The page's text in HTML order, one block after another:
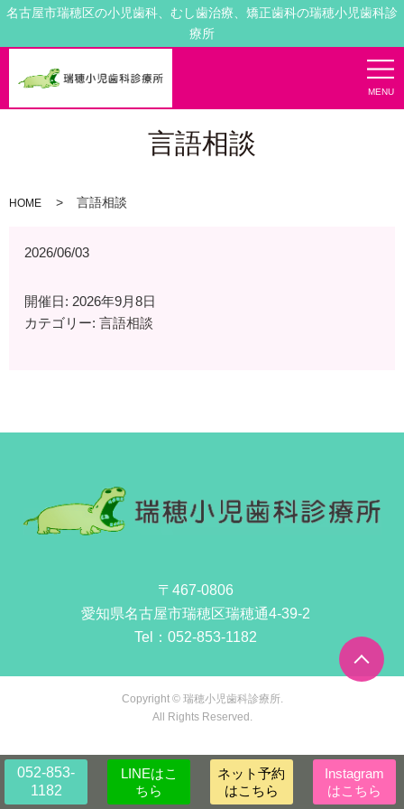
名古屋市瑞穂区の小児歯科、むし歯治療、矯正歯科の瑞穂小児歯科診
療所
MENU
言語相談
HOME 言語相談
2026/06/03
開催日: 2026年9月8日
カテゴリー:言語相談
052-853-
1182
LINEはこ
ちら
ネット予約
はこちら
Instagram
はこちら
〒467-0806
愛知県名古屋市瑞穂区瑞穂通4-39-2
Tel： 052-853-1182
Copyright © 瑞穂小児歯科診療所.
All Rights Reserved.